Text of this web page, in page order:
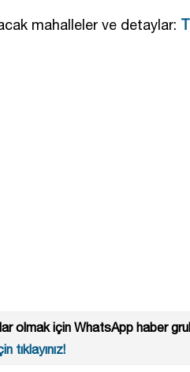
mahalleler ve detaylar:
olmak için WhatsApp haber
tıklayınız!